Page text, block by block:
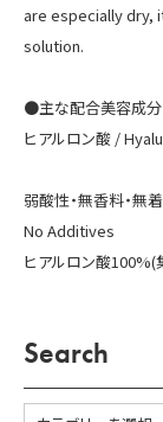
支払
カー
会
ログ
are especially dry,
solution.
●主な配合美容成
ヒアルロン酸 /
弱酸性・無香料・
No Additives
ヒアルロン酸100%(
Search